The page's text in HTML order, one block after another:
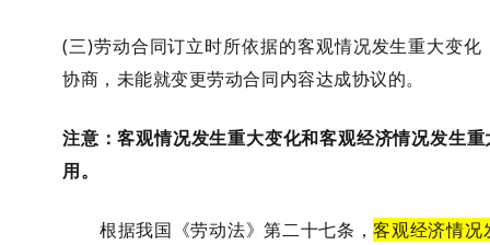
(三)劳动合同订立时所依据的客观情况发生重大变
协商，未能就变更劳动合同内容达成协议的。
注意：客观情况发生重大变化和客观经济情况发生
用。
根据我国《劳动法》第二十七条，客观经济情况